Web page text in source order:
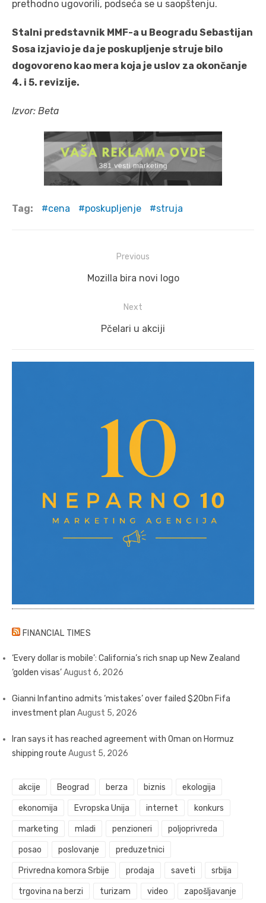
prethodno ugovorili, podseća se u saopštenju.
Stalni predstavnik MMF-a u Beogradu Sebastijan
Sosa izjavio je da je poskupljenje struje bilo
dogovoreno kao mera koja je uslov za okončanje
4. i 5. revizije.
Izvor: Beta
Tag: cena poskupljenje struja
Previous
Previous
Mozilla bira novi logo
Next
Next
Pčelari u akciji
FINANCIAL TIMES
‘Every dollar is mobile’: California’s rich snap up New Zealand
‘golden visas’August 6, 2026
Gianni Infantino admits ‘mistakes’ over failed $20bn Fifa
investment plan August 5, 2026
Iran says it has reached agreement with Oman on Hormuz
shipping route August 5, 2026
akcije Beograd berza biznis ekologija
ekonomija Evropska Unija internet konkurs
marketing mladi penzioneri poljoprivreda
posao poslovanje preduzetnici
Privredna komora Srbije prodaja saveti srbija
trgovina na berzi turizam video zapošljavanje